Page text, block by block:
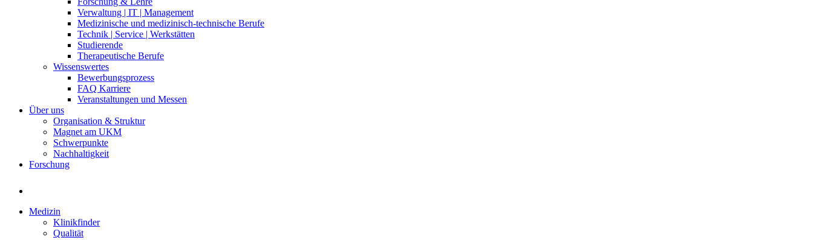
Verwaltung | IT | Management
Medizinische und medizinisch-technische Berufe
Technik | Service | Werkstätten
Studierende
Therapeutische Berufe
Wissenswertes
Bewerbungsprozess
FAQ Karriere
Veranstaltungen und Messen
Über uns
Organisation & Struktur
Magnet am UKM
Schwerpunkte
Nachhaltigkeit
Forschung
Medizin
Klinikfinder
Qualität